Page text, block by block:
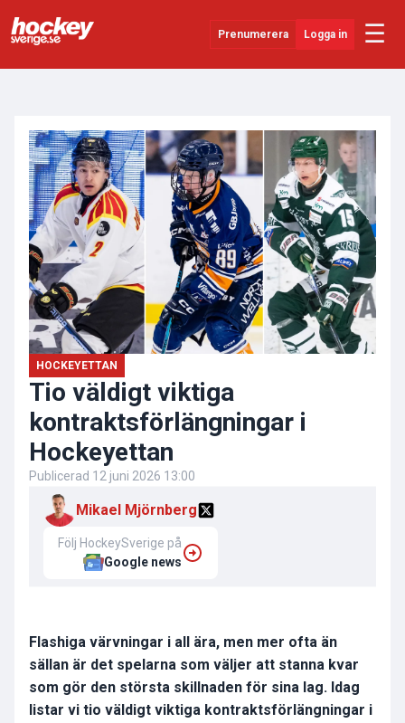
Prenumerera Logga in ☰
SHL
Evenemang
Övrigt
HOCKEYETTAN
Tio väldigt viktiga
kontraktsförlängningar i
Hockeyettan
Publicerad 12 juni 2026 13:00
Mikael Mjörnberg
Följ HockeySverige på
Google news
Flashiga värvningar i all ära, men mer ofta än
sällan är det spelarna som väljer att stanna kvar
som gör den största skillnaden för sina lag. Idag
listar vi tio väldigt viktiga kontraktsförlängningar i